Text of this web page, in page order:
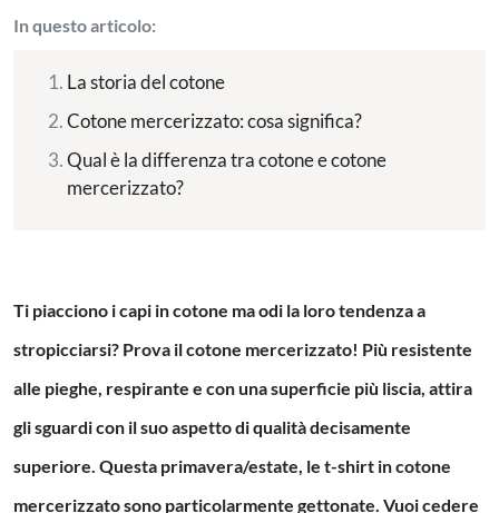
In questo articolo:
La storia del cotone
Cotone mercerizzato: cosa significa?
Qual è la differenza tra cotone e cotone
mercerizzato?
Ti piacciono i capi in cotone ma odi la loro tendenza a
stropicciarsi? Prova il cotone mercerizzato! Più resistente
alle pieghe, respirante e con una superficie più liscia, attira
gli sguardi con il suo aspetto di qualità decisamente
superiore. Questa primavera/estate, le t-shirt in cotone
mercerizzato sono particolarmente gettonate. Vuoi cedere